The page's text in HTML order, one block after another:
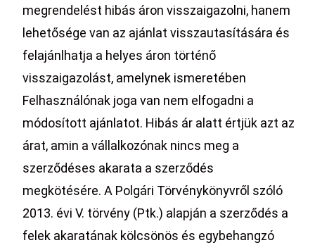
megrendelést hibás áron visszaigazolni, hanem
lehetősége van az ajánlat visszautasítására és
felajánlhatja a helyes áron történő
visszaigazolást, amelynek ismeretében
Felhasználónak joga van nem elfogadni a
módosított ajánlatot. Hibás ár alatt értjük azt az
árat, amin a vállalkozónak nincs meg a
szerződéses akarata a szerződés
megkötésére. A Polgári Törvénykönyvről szóló
2013. évi V. törvény (Ptk.) alapján a szerződés a
felek akaratának kölcsönös és egybehangzó